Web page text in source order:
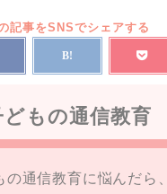
どもの通信教育
の通信教育に悩んだら、